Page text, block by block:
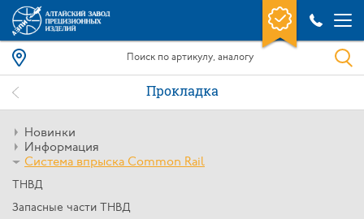
Прокладка
Новинки
Информация
Система впрыска Common Rail
ТНВД
Запасные части ТНВД